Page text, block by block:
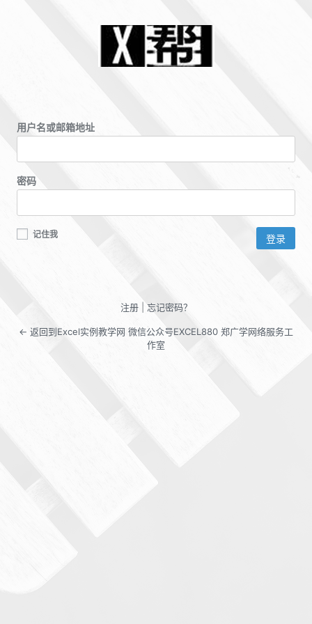
用户名或邮箱地址
密码
记住我
注册| 忘记密码？
← 返回到Excel实例教学网 微信公众号EXCEL880 郑广学网络服务工
作室